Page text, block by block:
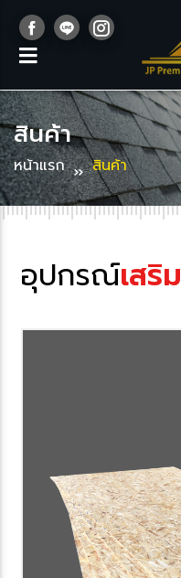
สินค้า
หน้าแรก สินค้า
อุปกรณ์เสริม